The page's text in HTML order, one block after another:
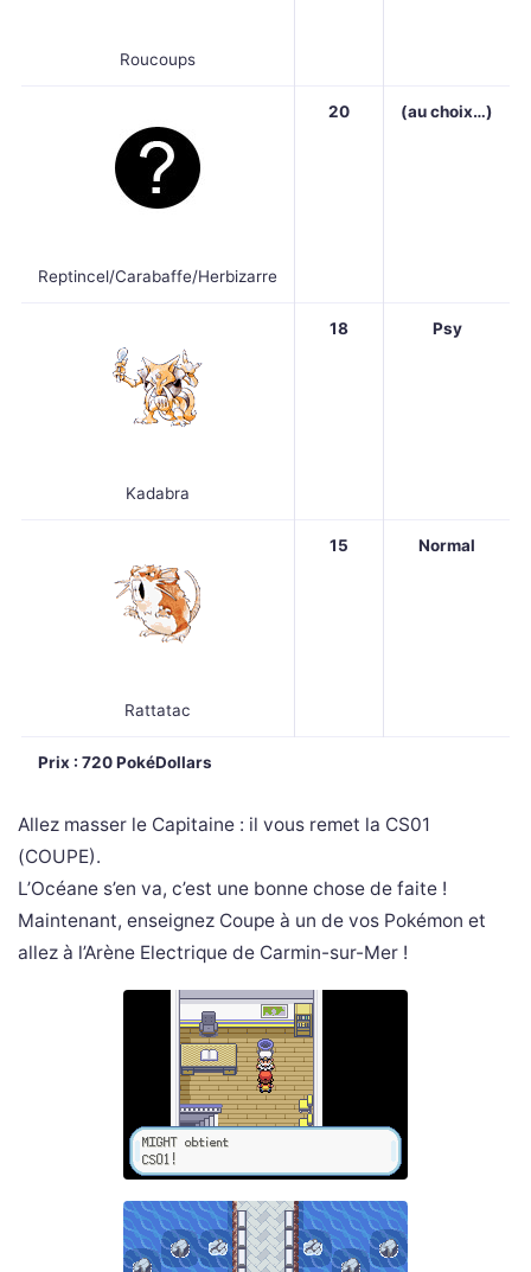
Roucoups
Reptincel/Carabaffe/Herbizarre
20 (au choix…)
Kadabra
18 Psy
Rattatac
15 Normal
Prix : 720 PokéDollars
Allez masser le Capitaine : il vous remet la CS01
(COUPE).
L’Océane s’en va, c’est une bonne chose de faite !
Maintenant, enseignez Coupe à un de vos Pokémon et
allez à l’Arène Electrique de Carmin-sur-Mer !